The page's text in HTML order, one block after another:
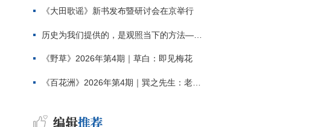
《大田歌谣》新书发布暨研讨会在京举行
历史为我们提供的，是观照当下的方法——历史题材非虚构写作多人谈
《野草》2026年第4期｜草白：即见梅花
《百花洲》2026年第4期｜巽之先生：老兵朱向前侧记三题